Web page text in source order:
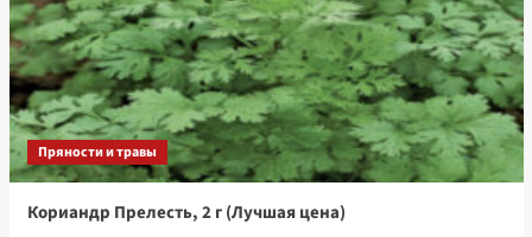
Пряности и травы
Кориандр Прелесть, 2 г (Лучшая цена)